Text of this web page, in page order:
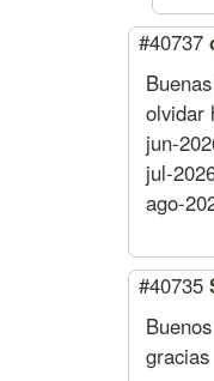
#40737
olvidar
jun-
jul-
ago-
#40735
gracias